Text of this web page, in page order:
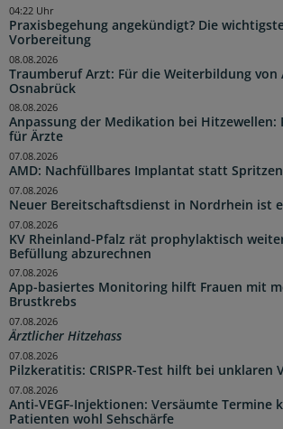
Praxisbegehung angekündigt? Die
Vorbereitung
04:22 Uhr
Traumberuf Arzt: Für die Weiterbildung von
Osnabrück
08.08.2026
Anpassung der Medikation bei Hitzewellen:
für Ärzte
08.08.2026
AMD: Nachfüllbares Implantat statt Spritzen
07.08.2026
Neuer Bereitschaftsdienst in Nordrhein ist
07.08.2026
KV Rheinland-Pfalz rät prophylaktisch
Befüllung abzurechnen
07.08.2026
App-basiertes Monitoring hilft Frauen mit
Brustkrebs
07.08.2026
Ärztlicher Hitzehass
07.08.2026
Pilzkeratitis: CRISPR-Test hilft bei unklaren
07.08.2026
Anti-VEGF-Injektionen: Versäumte Termine
Patienten wohl Sehschärfe
07.08.2026